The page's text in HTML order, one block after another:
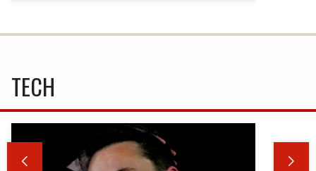
TECH
 